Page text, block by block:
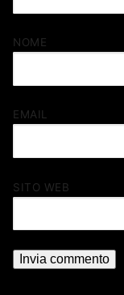
NOME
EMAIL
SITO WEB